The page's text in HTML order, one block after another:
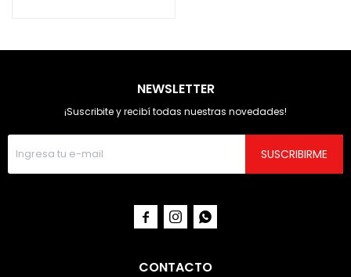
CONTACTO
NEWSLETTER
¡Suscribite y recibí todas nuestras novedades!
SUSCRIBIRME
  